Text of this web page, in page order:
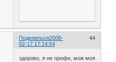
Поделиться 44
2008-
02-17 17:14:54
здорово, я не профи, мож моя